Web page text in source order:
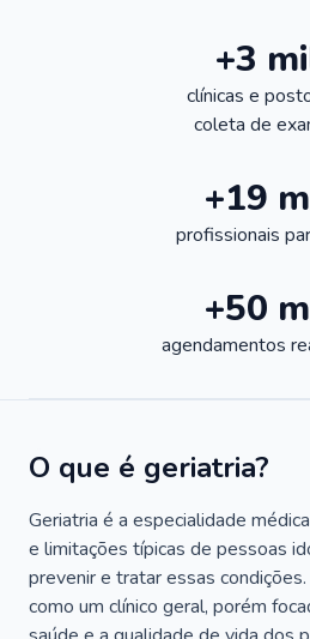
+3
clínicas e
coleta de
+19
profissionais
+50
agendamentos
O que é geriatria?
Geriatria é a especialidade
e limitações típicas de pessoas
prevenir e tratar essas
como um clínico geral, porém